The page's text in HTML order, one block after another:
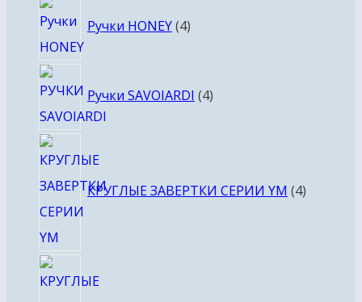
Ручки HONEY 4товара
Ручки SAVOIARDI 4товара
КРУГЛЫЕ ЗАВЕРТКИ СЕРИИ YM 4